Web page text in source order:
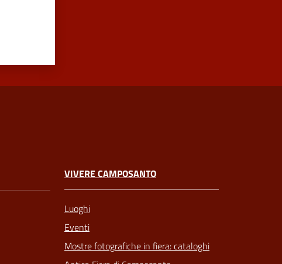
VIVERE CAMPOSANTO
Luoghi
Eventi
Mostre fotografiche in fiera: cataloghi